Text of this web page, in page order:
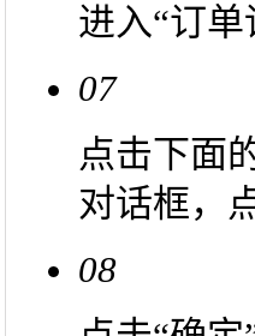
进入“订
07
点击下面
对话框，
08